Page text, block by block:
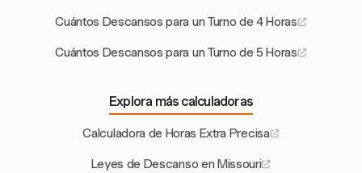
Cuántos Descansos para un Turno de 4 Horas
Cuántos Descansos para un Turno de 5 Horas
Explora más calculadoras
Calculadora de Horas Extra Precisa
Leyes de Descanso en Missouri